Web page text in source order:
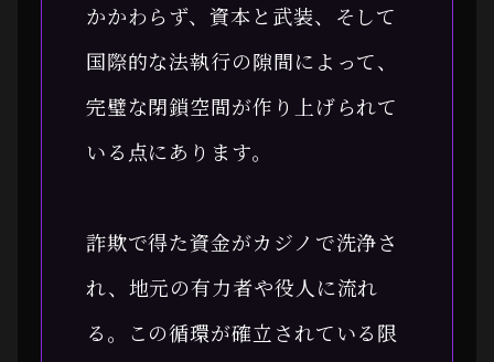
かかわらず、資本と武装、そして
国際的な法執行の隙間によって、
完璧な閉鎖空間が作り上げられて
いる点にあります。
詐欺で得た資金がカジノで洗浄さ
れ、地元の有力者や役人に流れ
る。この循環が確立されている限